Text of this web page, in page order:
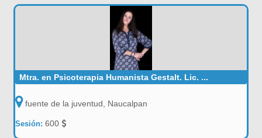
Mtra. en Psicoterapia Humanista Gestalt. Lic. ...
fuente de la juventud, Naucalpan
Sesión:600